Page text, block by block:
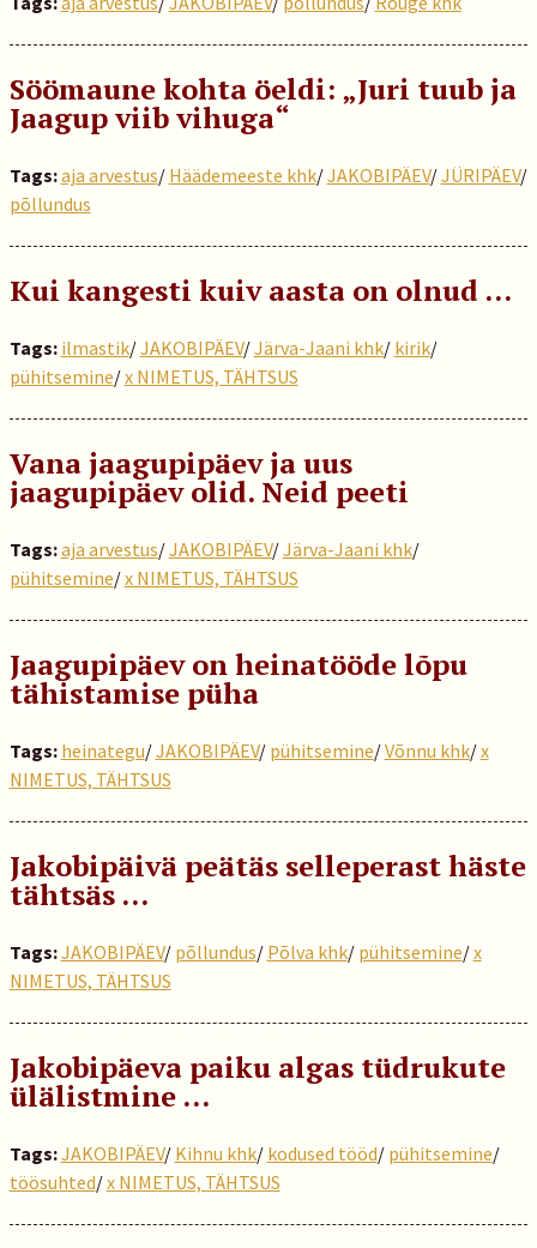
Söömaune kohta öeldi: „Juri tuub ja
Jaagup viib vihuga“
Tags:aja arvestus/ Häädemeeste khk/JAKOBIPÄEV/JÜRIPÄEV/
põllundus
Kui kangesti kuiv aasta on olnud …
Tags: ilmastik/JAKOBIPÄEV/Järva-Jaani khk/ kirik/
pühitsemine/x NIMETUS, TÄHTSUS
Vana jaagupipäev ja uus
jaagupipäev olid. Neid peeti
Tags:aja arvestus/JAKOBIPÄEV/Järva-Jaani khk/
pühitsemine/x NIMETUS, TÄHTSUS
Jaagupipäev on heinatööde lõpu
tähistamise püha
Tags: heinategu/JAKOBIPÄEV/ pühitsemine/Võnnu khk/x
NIMETUS, TÄHTSUS
Jakobipäivä peätäs selleperast häste
tähtsäs …
Tags:JAKOBIPÄEV/ põllundus/ Põlva khk/ pühitsemine/x
NIMETUS, TÄHTSUS
Jakobipäeva paiku algas tüdrukute
ülälistmine …
Tags:JAKOBIPÄEV/ Kihnu khk/ kodused tööd/ pühitsemine/
töösuhted/x NIMETUS, TÄHTSUS